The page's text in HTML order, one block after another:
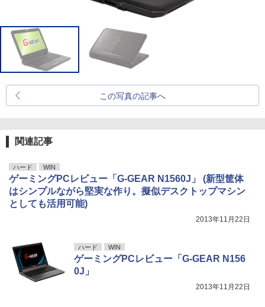
この写真の記事へ
関連記事
ハード WIN
ゲーミングPCレビュー「G-GEAR N1560J」 (新型筐体
はシンプルながら堅実な作り。擬似デスクトップマシン
としても活用可能)
2013年11月22日
ハード WIN
ゲーミングPCレビュー「G-GEAR N156
0J」
2013年11月22日